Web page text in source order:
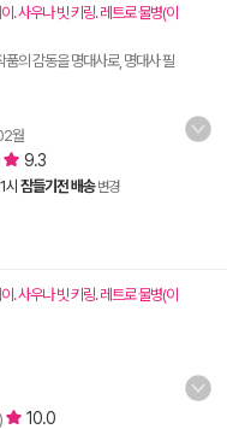
. 사우나 빗 키링. 레트로 물병(이
품의 감동을 명대사로, 명대사 필
월
9.3
시 잠들기전 배송 변경
. 사우나 빗 키링. 레트로 물병(이
10.0